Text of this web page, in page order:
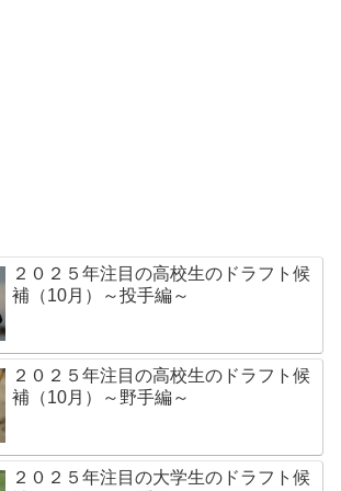
２０２５年注目の高校生のドラフト候
補（10月）～投手編～
２０２５年注目の高校生のドラフト候
補（10月）～野手編～
２０２５年注目の大学生のドラフト候